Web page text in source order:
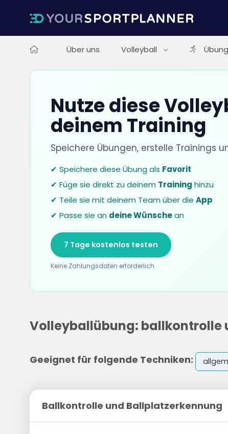
Über uns Volleyball
Nutze diese
deinem Training
Speichere Übungen, erstelle Trainings
✔ Speichere diese Übung als Favorit
✔ Füge sie direkt zu deinem Training hinzu
✔ Teile sie mit deinem Team über die App
✔ Passe sie an deine Wünschean
7 Tage kostenlos testen
Keine Zahlungsdaten erforderlich
Volleyballübung: ballkontrolle
Geeignet für folgende Techniken:
Ballkontrolle und Ballplatzerkennung